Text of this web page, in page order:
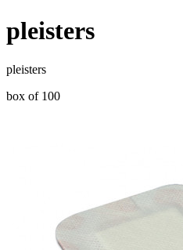
pleisters
pleisters
box of 100